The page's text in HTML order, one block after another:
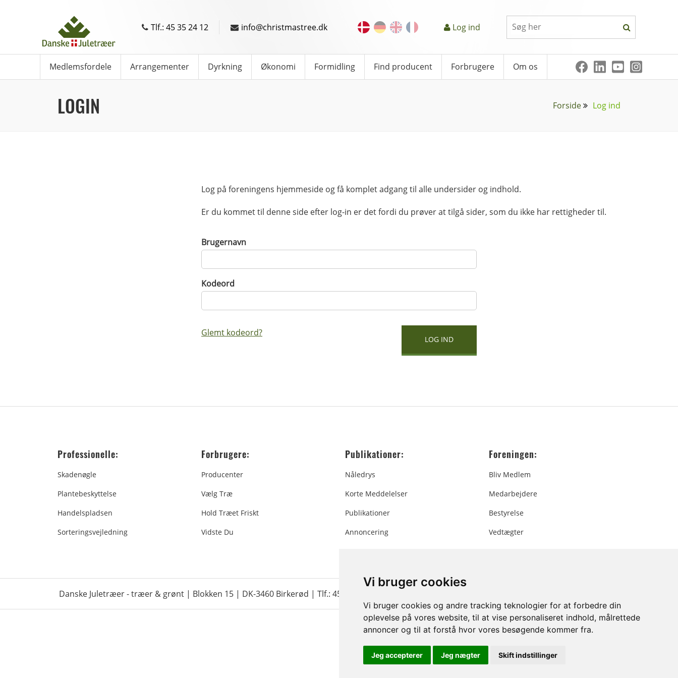
Vi bruger cookies
Vi bruger cookies og andre tracking teknologier for at forbedre din
oplevelse på vores website, til at vise personaliseret indhold, målrettede
annoncer og til at forstå hvor vores besøgende kommer fra.
Jeg accepterer Jeg nægter Skift indstillinger
Tlf.: 45 35 24 12 info@christmastree.dk Log ind
Medlemsfordele Arrangementer Dyrkning Økonomi Formidling Find producent Forbrugere Om os
LOGIN Forside Log ind
Log på foreningens hjemmeside og få komplet adgang til alle undersider og indhold.
Er du kommet til denne side efter log-in er det fordi du prøver at tilgå sider, som du ikke har rettigheder til.
Brugernavn
Kodeord
Glemt kodeord?
Professionelle:
Skadenøgle
Plantebeskyttelse
Handelspladsen
Sorteringsvejledning
Forbrugere:
Producenter
Vælg Træ
Hold Træet Friskt
Vidste Du
Publikationer:
Nåledrys
Korte Meddelelser
Publikationer
Annoncering
Foreningen:
Bliv Medlem
Medarbejdere
Bestyrelse
Vedtægter
Danske Juletræer - træer & grønt | Blokken 15 | DK-3460 Birkerød | Tlf.: 45 35 24 12